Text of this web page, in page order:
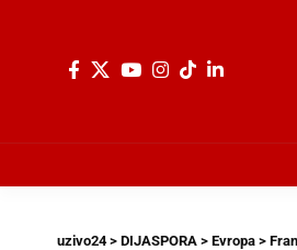
uzivo24> DIJASPORA > Evropa >